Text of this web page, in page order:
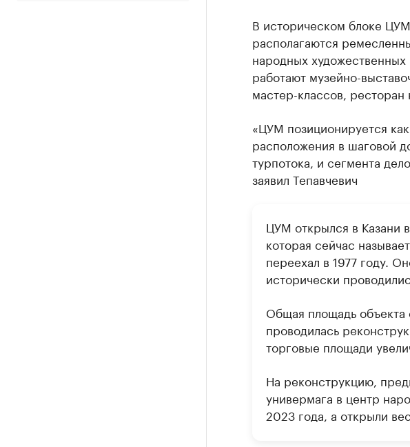
В историческом блоке
располагаются
народных
работают музейно-
мастер-классов, ресторан
«ЦУМ позиционируется
расположения в шаговой
турпотока, и сегмента
заявил Тепавчевич
ЦУМ открылся в Казани
которая сейчас
переехал в 1977 году.
исторически
Общая площадь объекта
проводилась
торговые площади
На реконструкцию,
универмага в центр
2023 года, а открыли